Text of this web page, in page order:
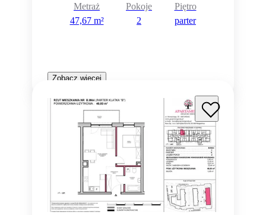
Metraż
47,67 m²
Pokoje
2
Piętro
parter
Zobacz więcej